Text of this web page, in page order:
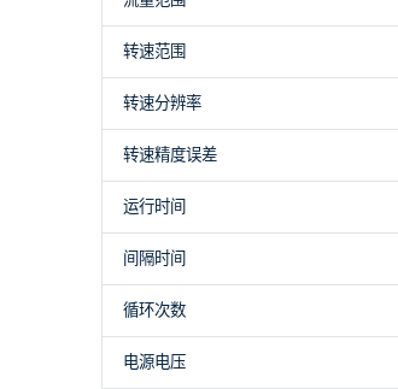
转速范围
转速分辨率
转速精度误差
运行时间
间隔时间
循环次数
电源电压